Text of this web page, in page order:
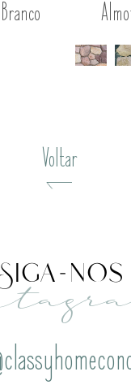
Voltar
nos